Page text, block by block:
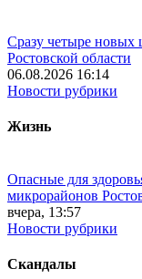
Сразу четыре новых
Ростовской области
06.08.2026 16:14
Новости рубрики
Жизнь
Опасные для
микрорайонов
вчера, 13:57
Новости рубрики
Скандалы